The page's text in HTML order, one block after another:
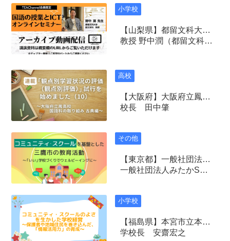
小学校
【山梨県】都留文科大学 国文学科
教授 野中潤（都留文科大学国文学科）
高校
【大阪府】大阪府立鳳高等学校
校長 田中肇
その他
【東京都】一般社団法人みたかSCサポートネット
一般社団法人みたかSCサポートネット
小学校
【福島県】本宮市立本宮まゆみ小学校
学校長 安齋宏之